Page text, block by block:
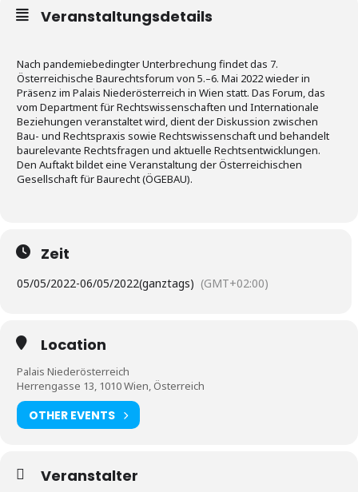
Veranstaltungsdetails
Nach pandemiebedingter Unterbrechung findet das 7.
Österreichische Baurechtsforum von 5.–6. Mai 2022 wieder in
Präsenz im Palais Niederösterreich in Wien statt. Das Forum, das
vom Department für Rechtswissenschaften und Internationale
Beziehungen veranstaltet wird, dient der Diskussion zwischen
Bau- und Rechtspraxis sowie Rechtswissenschaft und behandelt
baurelevante Rechtsfragen und aktuelle Rechtsentwicklungen.
Den Auftakt bildet eine Veranstaltung der Österreichischen
Gesellschaft für Baurecht (ÖGEBAU).
Zeit
05/05/2022-06/05/2022(ganztags) (GMT+02:00)
Location
Palais Niederösterreich
Herrengasse 13, 1010 Wien, Österreich
OTHER EVENTS
Veranstalter